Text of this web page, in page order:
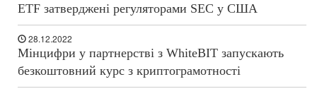
ETF затверджені регуляторами SEC у США
28.12.2022
Мінцифри у партнерстві з WhiteBIT запускають
безкоштовний курс з криптограмотності